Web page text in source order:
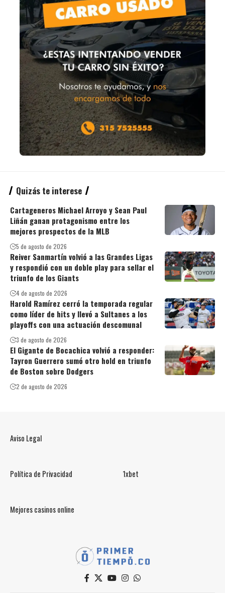
Quizás te interese
Cartageneros Michael Arroyo y Sean Paul
Liñán ganan protagonismo entre los
mejores prospectos de la MLB
5 de agosto de 2026
Reiver Sanmartín volvió a las Grandes Ligas
y respondió con un doble play para sellar el
triunfo de los Giants
4 de agosto de 2026
Harold Ramírez cerró la temporada regular
como líder de hits y llevó a Sultanes a los
playoffs con una actuación descomunal
3 de agosto de 2026
El Gigante de Bocachica volvió a responder:
Tayron Guerrero sumó otro hold en triunfo
de Boston sobre Dodgers
2 de agosto de 2026
Aviso Legal
Política de Privacidad 1xbet
Mejores casinos online